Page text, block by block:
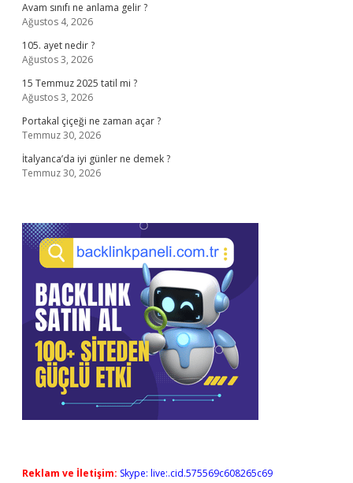
Avam sınıfı ne anlama gelir ?
Ağustos 4, 2026
105. ayet nedir ?
Ağustos 3, 2026
15 Temmuz 2025 tatil mi ?
Ağustos 3, 2026
Portakal çiçeği ne zaman açar ?
Temmuz 30, 2026
İtalyanca’da iyi günler ne demek ?
Temmuz 30, 2026
Reklam ve İletişim: Skype: live:.cid.575569c608265c69